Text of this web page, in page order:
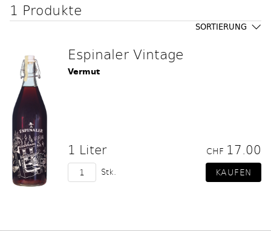
1 Produkte
SORTIERUNG
Espinaler Vintage
Vermut
1 Liter CHF 17.00
Stk.